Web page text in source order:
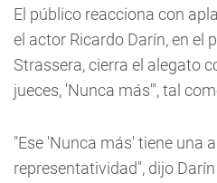
El público reacciona con
el actor Ricardo Darín, en el
Strassera, cierra el alegato
jueces, 'Nunca más'", tal
"Ese 'Nunca más' tiene una
representatividad", dijo